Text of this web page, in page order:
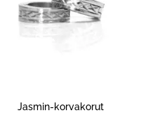
Jasmin-korvakorut